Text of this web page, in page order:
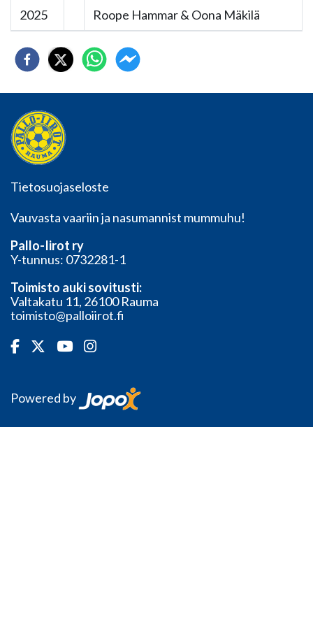
2025 Roope Hammar & Oona Mäkilä
Tietosuojaseloste
Vauvasta vaariin ja nasumannist mummuhu!
Pallo-Iirot ry
Y-tunnus: 0732281-1
Toimisto auki sovitusti:
Valtakatu 11, 26100 Rauma
toimisto@palloiirot.fi
Powered by